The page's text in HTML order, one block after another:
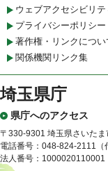
ウェブアクセシビリテ
プライバシーポリシ
著作権・リンクについ
関係機関リンク集
埼玉県庁
県庁へのアクセス
〒330-9301 埼玉県さいた
電話番号：048-824-2111（
法人番号：1000020110001